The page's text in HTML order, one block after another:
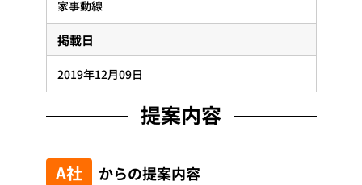
家事動線
掲載日
2019年12月09日
提案内容
A社 からの提案内容